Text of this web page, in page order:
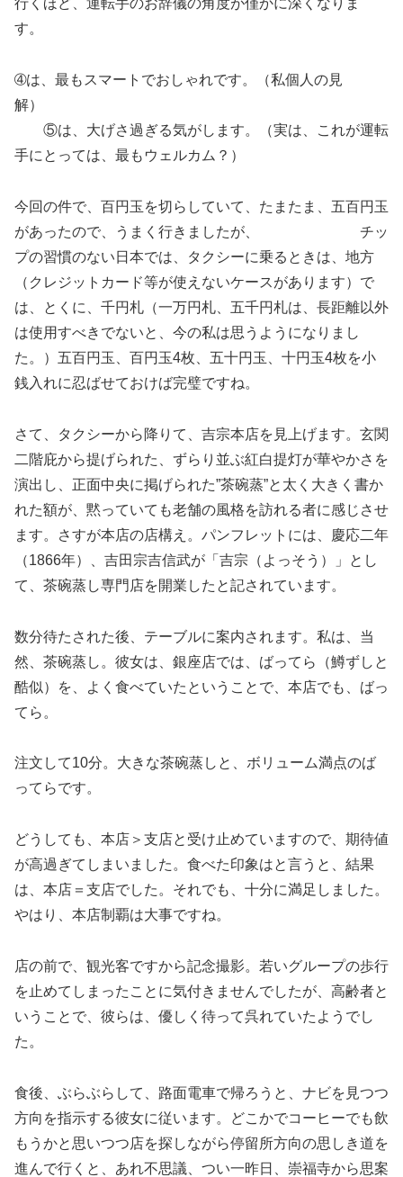
行くほど、運転手のお辞儀の角度が僅かに深くなりま
す。
➃は、最もスマートでおしゃれです。（私個人の見
解）
⑤は、大げさ過ぎる気がします。（実は、これが運転
手にとっては、最もウェルカム？）
今回の件で、百円玉を切らしていて、たまたま、五百円玉
があったので、うまく行きましたが、 チッ
プの習慣のない日本では、タクシーに乗るときは、地方
（クレジットカード等が使えないケースがあります）で
は、とくに、千円札（一万円札、五千円札は、長距離以外
は使用すべきでないと、今の私は思うようになりまし
た。）五百円玉、百円玉4枚、五十円玉、十円玉4枚を小
銭入れに忍ばせておけば完璧ですね。
さて、タクシーから降りて、吉宗本店を見上げます。玄関
二階庇から提げられた、ずらり並ぶ紅白提灯が華やかさを
演出し、正面中央に掲げられた”茶碗蒸”と太く大きく書か
れた額が、黙っていても老舗の風格を訪れる者に感じさせ
ます。さすが本店の店構え。パンフレットには、慶応二年
（1866年）、吉田宗吉信武が「吉宗（よっそう）」とし
て、茶碗蒸し専門店を開業したと記されています。
数分待たされた後、テーブルに案内されます。私は、当
然、茶碗蒸し。彼女は、銀座店では、ばってら（鱒ずしと
酷似）を、よく食べていたということで、本店でも、ばっ
てら。
注文して10分。大きな茶碗蒸しと、ボリューム満点のば
ってらです。
どうしても、本店＞支店と受け止めていますので、期待値
が高過ぎてしまいました。食べた印象はと言うと、結果
は、本店＝支店でした。それでも、十分に満足しました。
やはり、本店制覇は大事ですね。
店の前で、観光客ですから記念撮影。若いグループの歩行
を止めてしまったことに気付きませんでしたが、高齢者と
いうことで、彼らは、優しく待って呉れていたようでし
た。
食後、ぶらぶらして、路面電車で帰ろうと、ナビを見つつ
方向を指示する彼女に従います。どこかでコーヒーでも飲
もうかと思いつつ店を探しながら停留所方向の思しき道を
進んで行くと、あれ不思議、つい一昨日、崇福寺から思案